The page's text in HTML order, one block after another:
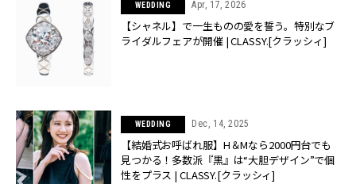
WEDDING Apr, 17, 2026
【シャネル】で一生ものの愛を誓う。特別なブ
ライダルフェアが開催 | CLASSY.[クラッシィ]
WEDDING Dec, 14, 2025
【結婚式お呼ばれ服】H＆Mなら2000円台でも
見つかる！多数派『黒』は“大胆デザイン”で個
性をプラス | CLASSY.[クラッシィ]